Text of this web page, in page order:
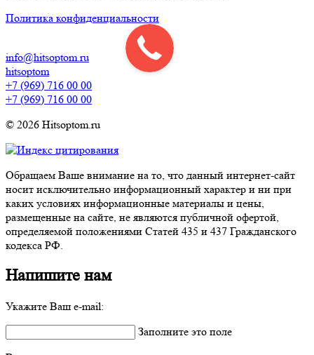
Политика конфиденциальности
info@hitsoptom.ru
hitsoptom
+7 (969) 716 00 00
+7 (969) 716 00 00
© 2026 Hitsoptom.ru
Обращаем Ваше внимание на то, что данный интернет-сайт
носит исключительно информационный характер и ни при
каких условиях информационные материалы и цены,
размещенные на сайте, не являются публичной офертой,
определяемой положениями Статей 435 и 437 Гражданского
кодекса РФ.
Напишите нам
Укажите Ваш e-mail:
Заполните это поле